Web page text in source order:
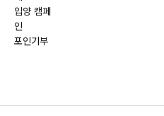
입양 캠페
인
포인기부